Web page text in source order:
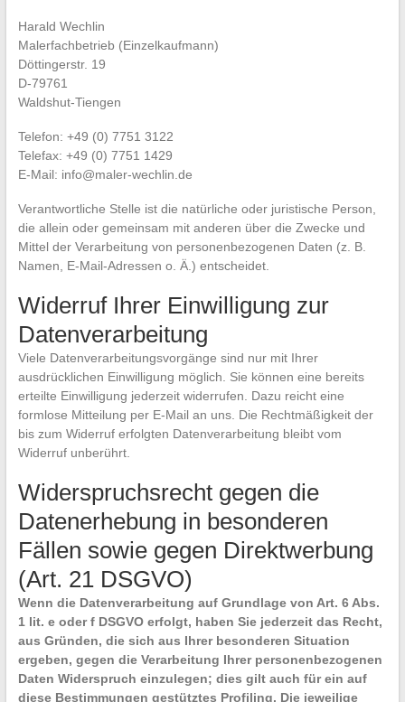
Harald Wechlin
Malerfachbetrieb (Einzelkaufmann)
Döttingerstr. 19
D-79761
Waldshut-Tiengen
Telefon: +49 (0) 7751 3122
Telefax: +49 (0) 7751 1429
E-Mail: info@maler-wechlin.de
Verantwortliche Stelle ist die natürliche oder juristische Person,
die allein oder gemeinsam mit anderen über die Zwecke und
Mittel der Verarbeitung von personenbezogenen Daten (z. B.
Namen, E-Mail-Adressen o. Ä.) entscheidet.
Widerruf Ihrer Einwilligung zur
Datenverarbeitung
Viele Datenverarbeitungsvorgänge sind nur mit Ihrer
ausdrücklichen Einwilligung möglich. Sie können eine bereits
erteilte Einwilligung jederzeit widerrufen. Dazu reicht eine
formlose Mitteilung per E-Mail an uns. Die Rechtmäßigkeit der
bis zum Widerruf erfolgten Datenverarbeitung bleibt vom
Widerruf unberührt.
Widerspruchsrecht gegen die
Datenerhebung in besonderen
Fällen sowie gegen Direktwerbung
(Art. 21 DSGVO)
Wenn die Datenverarbeitung auf Grundlage von Art. 6 Abs.
1 lit. e oder f DSGVO erfolgt, haben Sie jederzeit das Recht,
aus Gründen, die sich aus Ihrer besonderen Situation
ergeben, gegen die Verarbeitung Ihrer personenbezogenen
Daten Widerspruch einzulegen; dies gilt auch für ein auf
diese Bestimmungen gestütztes Profiling. Die jeweilige